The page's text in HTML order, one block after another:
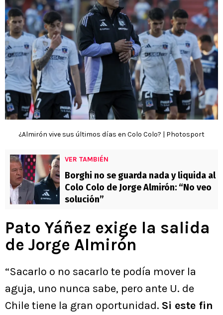
¿Almirón vive sus últimos días en Colo Colo? | Photosport
VER TAMBIÉN
Borghi no se guarda nada y liquida al
Colo Colo de Jorge Almirón: “No veo
solución”
Pato Yáñez exige la salida
de Jorge Almirón
“Sacarlo o no sacarlo te podía mover la
aguja, uno nunca sabe, pero ante U. de
Chile tiene la gran oportunidad. Si este fin